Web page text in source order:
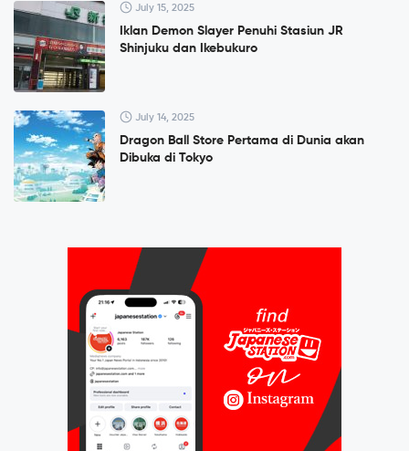
July 15, 2025
Iklan Demon Slayer Penuhi Stasiun JR
Shinjuku dan Ikebukuro
July 14, 2025
Dragon Ball Store Pertama di Dunia akan
Dibuka di Tokyo